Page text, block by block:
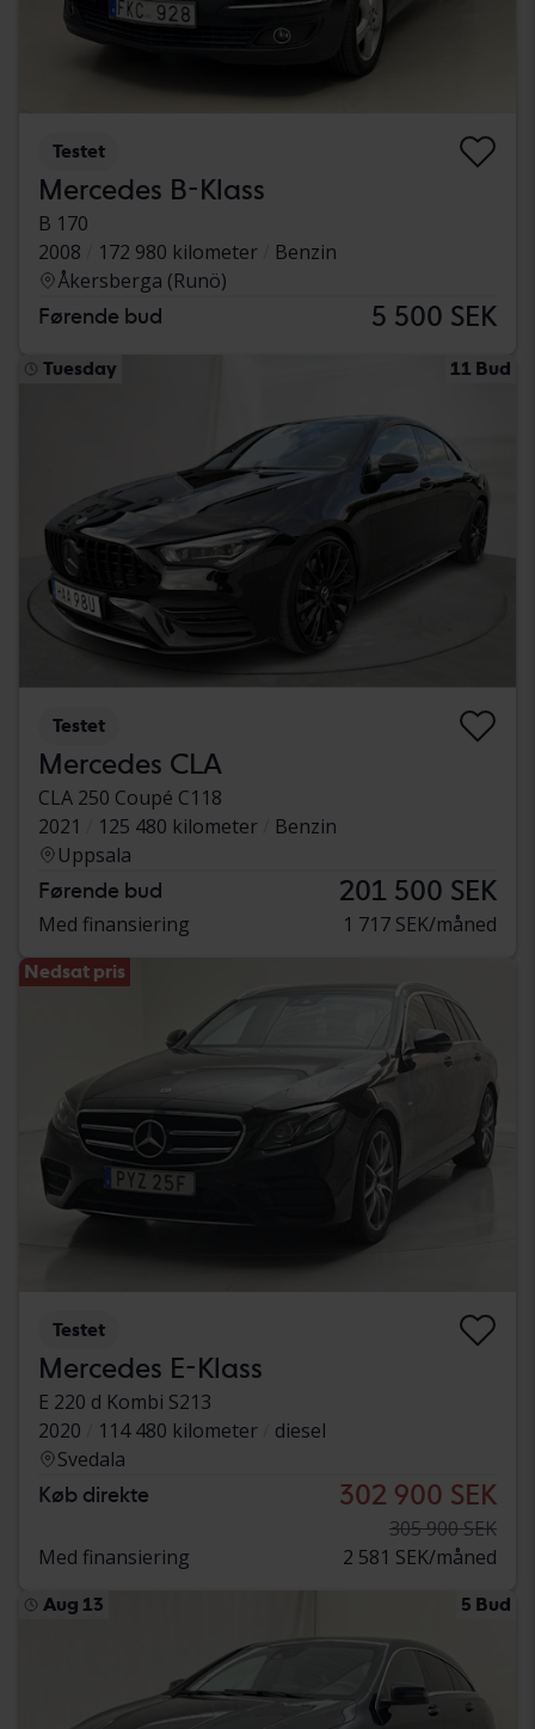
Testet
Mercedes B-Klass
B 170
2008
172 980 kilometer
Benzin
Åkersberga (Runö)
Førende bud 5 500 SEK
Tuesday 11 Bud
Testet
Mercedes CLA
CLA 250 Coupé C118
2021
125 480 kilometer
Benzin
Uppsala
Førende bud 201 500 SEK
Med finansiering 1 717 SEK/måned
Nedsat pris
Testet
Mercedes E-Klass
E 220 d Kombi S213
2020
114 480 kilometer
diesel
Svedala
Køb direkte 302 900 SEK
305 900 SEK
Med finansiering
2 581 SEK/måned
Aug 13 5 Bud